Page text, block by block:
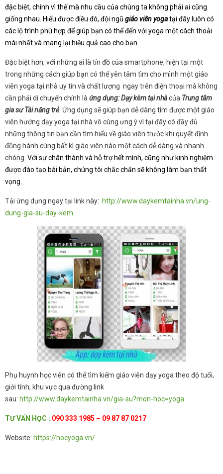
đặc biệt, chính vì thế mà nhu cầu của chúng ta không phải ai cũng
giống nhau. Hiểu được điều đó, đội ngũ giáo viên yogatại đây luôn có
các lộ trình phù hợp để giúp bạn có thể đến với yoga một cách thoải
mái nhất và mang lại hiệu quả cao cho bạn.
Đặc biệt hơn, với những ai là tín đồ của smartphone, hiện tại một
trong những cách giúp bạn có thể yên tâm tìm cho mình một giáo
viên yoga tại nhà uy tín và chất lượng ngay trên điện thoại mà không
cần phải di chuyển chính là ứng dụng: Dạy kèm tại nhàcủa Trung tâm
gia sư Tài năng trẻ. Ứng dụng sẽ giúp bạn dễ dàng tìm được một giáo
viên hướng dạy yoga tại nhà vô cùng ưng ý vì tại đây có đầy đủ
những thông tin bạn cần tìm hiểu về giáo viên trước khi quyết định
đồng hành cùng bất kì giáo viên nào một cách dễ dàng và nhanh
chóng. Với sự chân thành và hỗ trợ hết mình, cũng như kinh nghiệm
được đào tạo bài bản, chúng tôi chắc chắn sẽ không làm bạn thất
vọng.
Tải ứng dụng ngay tại link này: http://www.daykemtainha.vn/ung-
dung-gia-su-day-kem
Phụ huynh học viên có thể tìm kiếm giáo viên dạy yoga theo độ tuổi,
giới tính, khu vực qua đường link
sau: http://www.daykemtainha.vn/gia-su?mon-hoc=yoga
TƯVẤN HỌC : 090 333 1985 – 09 87 87 0217
Website: https://hocyoga.vn/